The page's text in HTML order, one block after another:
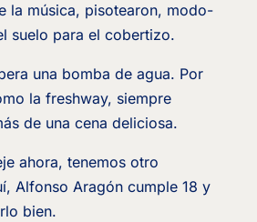
la música, pisotearon, modo-
suelo para el cobertizo.
una bomba de agua. Por
la freshway, siempre
de una cena deliciosa.
ahora, tenemos otro
Alfonso Aragón cumple 18 y
bien.